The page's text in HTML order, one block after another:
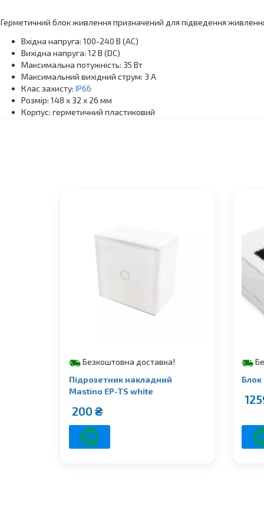
Герметичний блок живлення призначений для підведення
Вхідна напруга: 100-240 В (АС)
Вихідна напруга: 12 В (DC)
Максимальна потужність: 35 Вт
Максимальний вихідний струм: 3 А
Клас захисту: IP66
Розмір: 148 х 32 х 26 мм
Корпус: герметичний пластиковий
Безкоштовна доставка!
Підрозетник накладний
Mastino EP-TS white
200 ₴
Блок